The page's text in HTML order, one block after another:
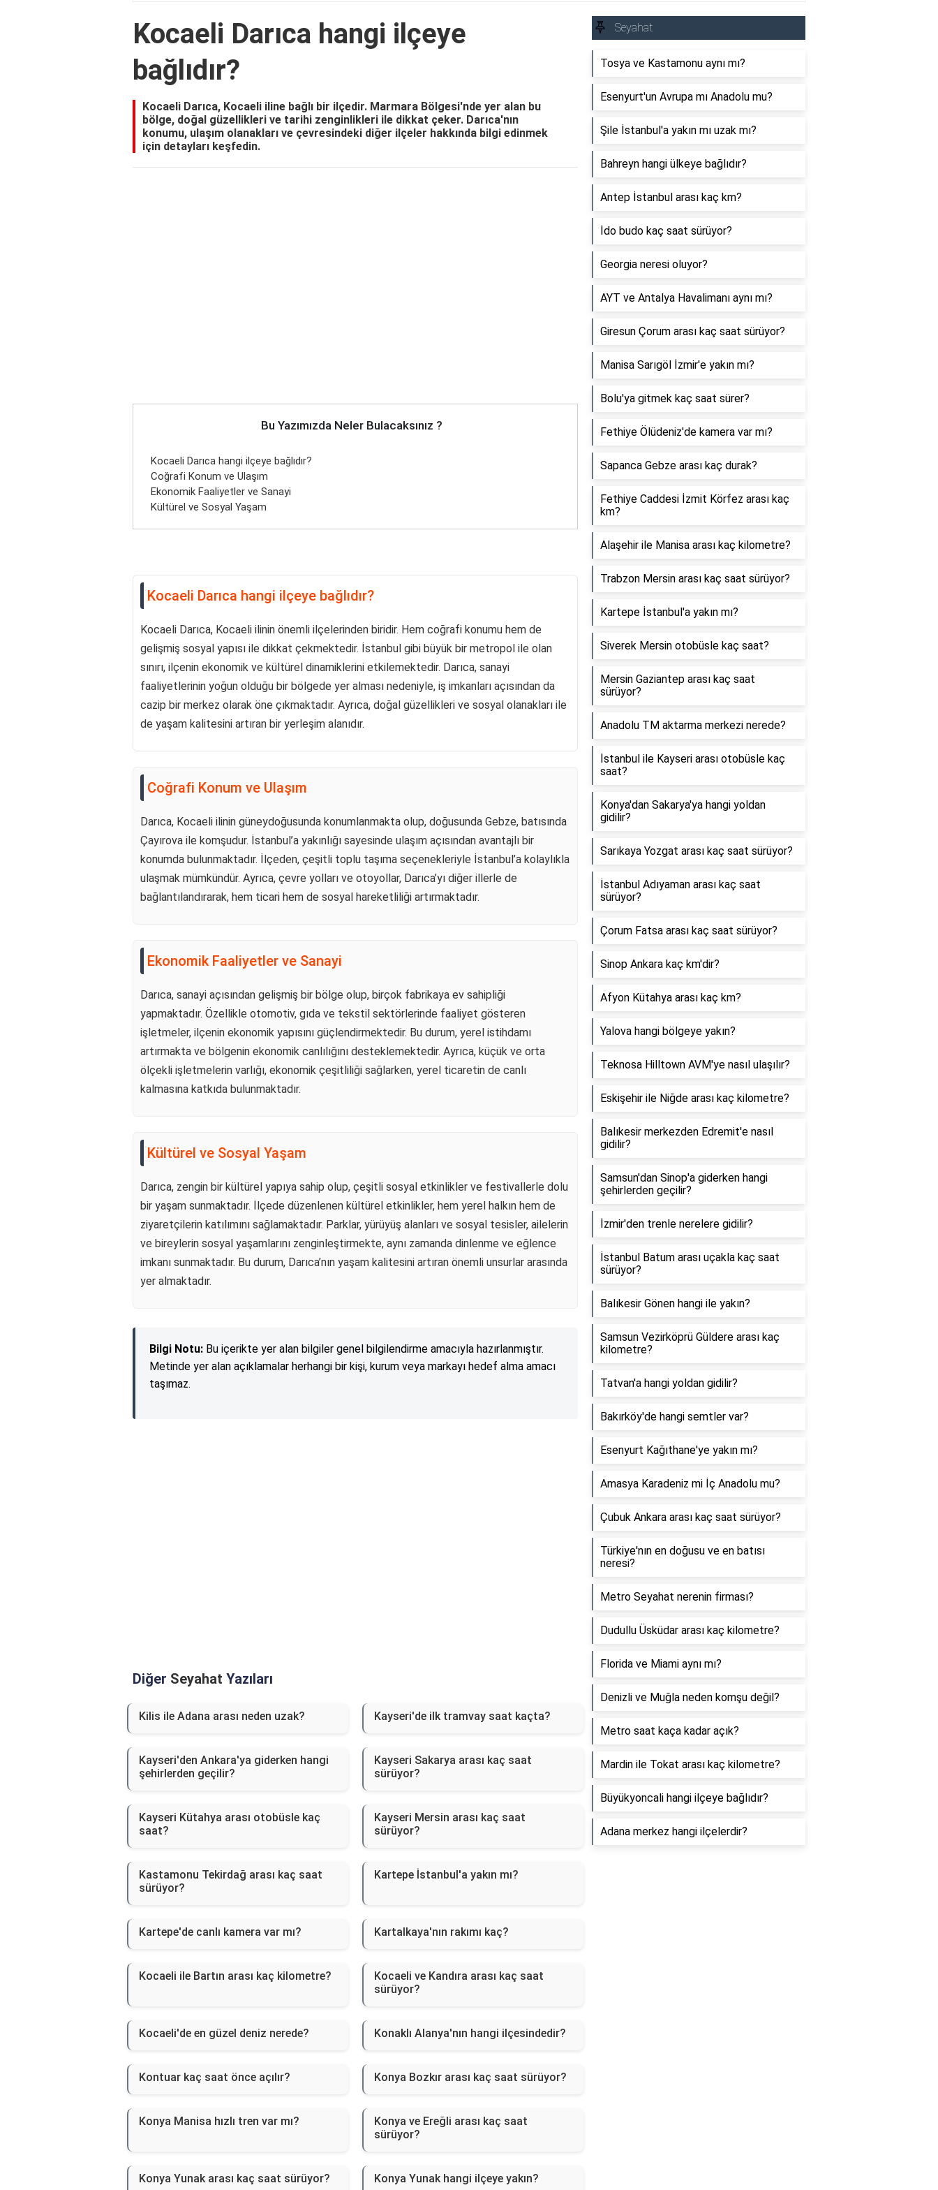
Kocaeli Darıca hangi ilçeye
bağlıdır?
Kocaeli Darıca, Kocaeli iline bağlı bir ilçedir. Marmara Bölgesi'nde yer alan bu
bölge, doğal güzellikleri ve tarihi zenginlikleri ile dikkat çeker. Darıca'nın
konumu, ulaşım olanakları ve çevresindeki diğer ilçeler hakkında bilgi edinmek
için detayları keşfedin.
Bu Yazımızda Neler Bulacaksınız ?
Kocaeli Darıca hangi ilçeye bağlıdır?
Coğrafi Konum ve Ulaşım
Ekonomik Faaliyetler ve Sanayi
Kültürel ve Sosyal Yaşam
Kocaeli Darıca hangi ilçeye bağlıdır?
Kocaeli Darıca, Kocaeli ilinin önemli ilçelerinden biridir. Hem coğrafi konumu hem de
gelişmiş sosyal yapısı ile dikkat çekmektedir. İstanbul gibi büyük bir metropol ile olan
sınırı, ilçenin ekonomik ve kültürel dinamiklerini etkilemektedir. Darıca, sanayi
faaliyetlerinin yoğun olduğu bir bölgede yer alması nedeniyle, iş imkanları açısından da
cazip bir merkez olarak öne çıkmaktadır. Ayrıca, doğal güzellikleri ve sosyal olanakları ile
de yaşam kalitesini artıran bir yerleşim alanıdır.
Coğrafi Konum ve Ulaşım
Darıca, Kocaeli ilinin güneydoğusunda konumlanmakta olup, doğusunda Gebze, batısında
Çayırova ile komşudur. İstanbul’a yakınlığı sayesinde ulaşım açısından avantajlı bir
konumda bulunmaktadır. İlçeden, çeşitli toplu taşıma seçenekleriyle İstanbul’a kolaylıkla
ulaşmak mümkündür. Ayrıca, çevre yolları ve otoyollar, Darıca’yı diğer illerle de
bağlantılandırarak, hem ticari hem de sosyal hareketliliği artırmaktadır.
Ekonomik Faaliyetler ve Sanayi
Darıca, sanayi açısından gelişmiş bir bölge olup, birçok fabrikaya ev sahipliği
yapmaktadır. Özellikle otomotiv, gıda ve tekstil sektörlerinde faaliyet gösteren
işletmeler, ilçenin ekonomik yapısını güçlendirmektedir. Bu durum, yerel istihdamı
artırmakta ve bölgenin ekonomik canlılığını desteklemektedir. Ayrıca, küçük ve orta
ölçekli işletmelerin varlığı, ekonomik çeşitliliği sağlarken, yerel ticaretin de canlı
kalmasına katkıda bulunmaktadır.
Kültürel ve Sosyal Yaşam
Darıca, zengin bir kültürel yapıya sahip olup, çeşitli sosyal etkinlikler ve festivallerle dolu
bir yaşam sunmaktadır. İlçede düzenlenen kültürel etkinlikler, hem yerel halkın hem de
ziyaretçilerin katılımını sağlamaktadır. Parklar, yürüyüş alanları ve sosyal tesisler, ailelerin
ve bireylerin sosyal yaşamlarını zenginleştirmekte, aynı zamanda dinlenme ve eğlence
imkanı sunmaktadır. Bu durum, Darıca’nın yaşam kalitesini artıran önemli unsurlar arasında
yer almaktadır.
Bilgi Notu: Bu içerikte yer alan bilgiler genel bilgilendirme amacıyla hazırlanmıştır.
Metinde yer alan açıklamalar herhangi bir kişi, kurum veya markayı hedef alma amacı
taşımaz.
Diğer Seyahat Yazıları
Kilis ile Adana arası neden uzak? Kayseri'de ilk tramvay saat kaçta?
Kayseri'den Ankara'ya giderken hangi
şehirlerden geçilir?
Kayseri Sakarya arası kaç saat
sürüyor?
Kayseri Kütahya arası otobüsle kaç
saat?
Kayseri Mersin arası kaç saat
sürüyor?
Kastamonu Tekirdağ arası kaç saat
sürüyor?
Kartepe İstanbul'a yakın mı?
Kartepe'de canlı kamera var mı? Kartalkaya'nın rakımı kaç?
Kocaeli ile Bartın arası kaç kilometre?
Kocaeli ve Kandıra arası kaç saat
sürüyor?
Kocaeli'de en güzel deniz nerede? Konaklı Alanya'nın hangi ilçesindedir?
Kontuar kaç saat önce açılır? Konya Bozkır arası kaç saat sürüyor?
Konya Manisa hızlı tren var mı?
Konya ve Ereğli arası kaç saat
sürüyor?
Konya Yunak arası kaç saat sürüyor? Konya Yunak hangi ilçeye yakın?
Seyahat
Tosya ve Kastamonu aynı mı?
Esenyurt'un Avrupa mı Anadolu mu?
Şile İstanbul'a yakın mı uzak mı?
Bahreyn hangi ülkeye bağlıdır?
Antep İstanbul arası kaç km?
İdo budo kaç saat sürüyor?
Georgia neresi oluyor?
AYT ve Antalya Havalimanı aynı mı?
Giresun Çorum arası kaç saat sürüyor?
Manisa Sarıgöl İzmir'e yakın mı?
Bolu'ya gitmek kaç saat sürer?
Fethiye Ölüdeniz'de kamera var mı?
Sapanca Gebze arası kaç durak?
Fethiye Caddesi İzmit Körfez arası kaç
km?
Alaşehir ile Manisa arası kaç kilometre?
Trabzon Mersin arası kaç saat sürüyor?
Kartepe İstanbul'a yakın mı?
Siverek Mersin otobüsle kaç saat?
Mersin Gaziantep arası kaç saat
sürüyor?
Anadolu TM aktarma merkezi nerede?
İstanbul ile Kayseri arası otobüsle kaç
saat?
Konya'dan Sakarya'ya hangi yoldan
gidilir?
Sarıkaya Yozgat arası kaç saat sürüyor?
İstanbul Adıyaman arası kaç saat
sürüyor?
Çorum Fatsa arası kaç saat sürüyor?
Sinop Ankara kaç km'dir?
Afyon Kütahya arası kaç km?
Yalova hangi bölgeye yakın?
Teknosa Hilltown AVM'ye nasıl ulaşılır?
Eskişehir ile Niğde arası kaç kilometre?
Balıkesir merkezden Edremit'e nasıl
gidilir?
Samsun'dan Sinop'a giderken hangi
şehirlerden geçilir?
İzmir'den trenle nerelere gidilir?
İstanbul Batum arası uçakla kaç saat
sürüyor?
Balıkesir Gönen hangi ile yakın?
Samsun Vezirköprü Güldere arası kaç
kilometre?
Tatvan'a hangi yoldan gidilir?
Bakırköy'de hangi semtler var?
Esenyurt Kağıthane'ye yakın mı?
Amasya Karadeniz mi İç Anadolu mu?
Çubuk Ankara arası kaç saat sürüyor?
Türkiye'nın en doğusu ve en batısı
neresi?
Metro Seyahat nerenin firması?
Dudullu Üsküdar arası kaç kilometre?
Florida ve Miami aynı mı?
Denizli ve Muğla neden komşu değil?
Metro saat kaça kadar açık?
Mardin ile Tokat arası kaç kilometre?
Büyükyoncali hangi ilçeye bağlıdır?
Adana merkez hangi ilçelerdir?